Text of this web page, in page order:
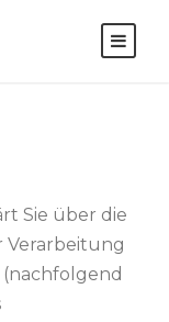
Sie über die
Verarbeitung